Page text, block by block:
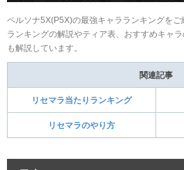
ペルソナ5X(P5X)の最強キャラランキングを
ランキングの解説やティア表、おすすめキャ
も解説しています。
関連記事
リセマラ当たりランキング
リセマラのやり方